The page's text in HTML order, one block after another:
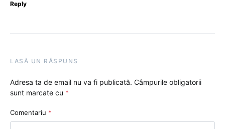
Reply
LASĂ UN RĂSPUNS
Adresa ta de email nu va fi publicată. Câmpurile obligatorii
sunt marcate cu *
Comentariu *